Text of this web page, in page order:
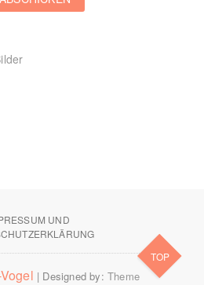
UND
| Designed by: Theme
TOP